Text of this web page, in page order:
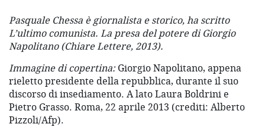
Pasquale Chessa è giornalista e storico, ha scritto
L’ultimo comunista. La presa del potere di Giorgio
Napolitano (Chiare Lettere, 2013).
Immagine di copertina:Giorgio Napolitano, appena
rieletto presidente della repubblica, durante il suo
discorso di insediamento. A lato Laura Boldrini e
Pietro Grasso. Roma, 22 aprile 2013 (crediti: Alberto
Pizzoli/Afp).